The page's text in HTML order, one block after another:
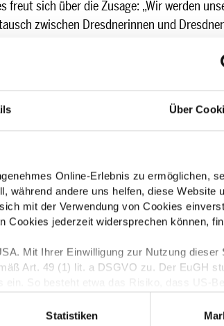
Über
Online-Erlebnis zu ermöglichen,
während andere uns helfen, diese Website
mit der Verwendung von Cookies
Cookies jederzeit widersprechen können,
Mit Ihrer Einwilligung zur Nutzung dieser
Art. 49 (1) lit. a DSGVO zu. Der EuGH
Statistiken
sich über die Zusage: „Wir werden
zwischen Dresdnerinnen und
im Sport weiter vorantreiben.“ Inklusion
die regionalen Besonderheiten und
- das Bild Deutschlands in der Welt
weitere Vernetzung von Dresdner
Dresden entstehen und eine Netzwerk-
Der Stadtsportbund Dresden, der
e. V., der Lebenshilfe Dresden e. V.,